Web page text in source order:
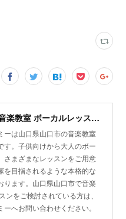
山口県山口市の音楽教室 ボーカルレッスン | ローズ芸術アカデミー
ーは山口県山口市の音楽教室
す。子供向けから大人のボー
さまざまなレッスンをご用意
を目指されるような本格的な
ります。山口県山口市で音楽
ンをご検討されている方は、
へお問い合わせください。